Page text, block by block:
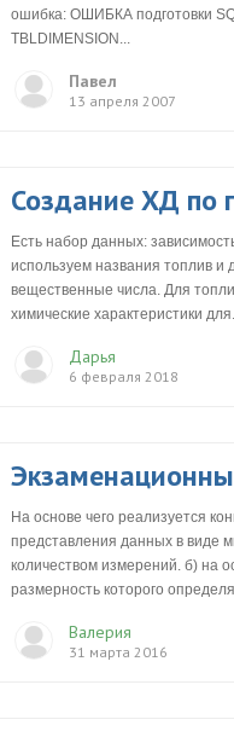
ошибка: ОШИБКА подготовки
TBLDIMENSION...
Павел
13 апреля 2007
Создание ХД по
Есть набор данных:
используем названия топлив и
вещественные числа. Для
химические характеристики
Дарья
6 февраля 2018
На основе чего реализуется
представления данных в виде
количеством измерений. б) на
размерность которого
Валерия
31 марта 2016